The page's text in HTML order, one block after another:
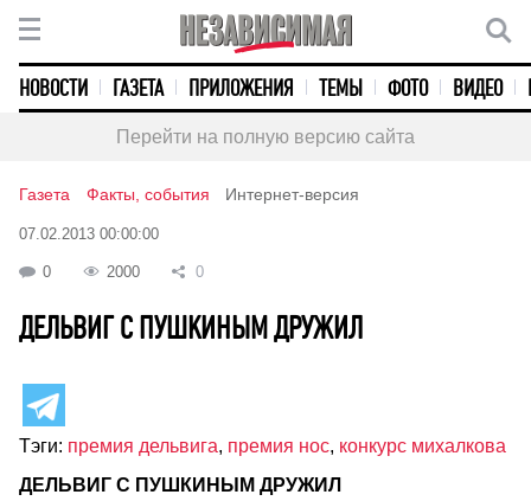
НОВОСТИ ГАЗЕТА ПРИЛОЖЕНИЯ ТЕМЫ ФОТО ВИДЕО
Перейти на полную версию сайта
Газета Факты, события Интернет-версия
07.02.2013 00:00:00
0 2000 0
ДЕЛЬВИГ С ПУШКИНЫМ ДРУЖИЛ
Тэги: премия дельвига, премия нос, конкурс михалкова
ДЕЛЬВИГ С ПУШКИНЫМ ДРУЖИЛ